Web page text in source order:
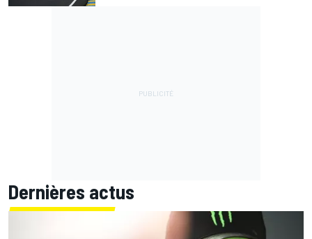
Dernières actus